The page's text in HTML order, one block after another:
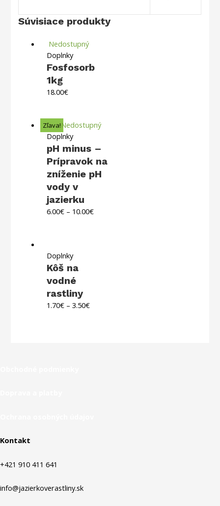
Súvisiace produkty
Nedostupný
Doplnky
Fosfosorb
1kg
18.00€
Zľava!Nedostupný
Doplnky
pH minus –
Prípravok na
zníženie pH
vody v
jazierku
6.00€ – 10.00€
Doplnky
Kôš na
vodné
rastliny
1.70€ –3.50€
Kontakt
+421 910 411 641
info@jazierkoverastliny.sk